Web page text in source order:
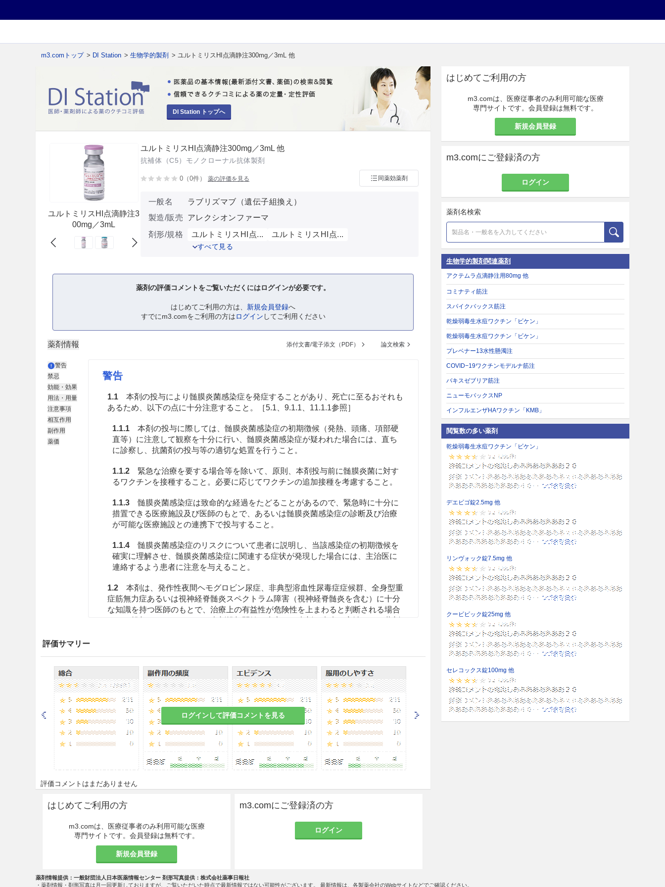
m3.comトップ > DI Station > 生物学的製剤 > ユルトミリスHI点滴静注300mg／3mL 他
DI Station トップへ
ユルトミリスHI点滴静注3
00mg／3mL
ユルトミリスHI点滴静注300mg／3mL 他
抗補体（C5）モノクローナル抗体製剤
0（0件） 薬の評価を見る 同薬効薬剤
一般名
ラブリズマブ（遺伝子組換え）
製造/販売
アレクシオンファーマ
剤形/規格
ユルトミリスHI点... ユルトミリスHI点...
すべて見る
薬剤の評価コメントをご覧いただくにはログインが必要です。
はじめてご利用の方は、 新規会員登録へ
すでにm3.comをご利用の方はログイン してご利用ください
薬剤情報 添付文書/電子添文（PDF） 論文検索
警告
禁忌
効能・効果
用法・用量
注意事項
相互作用
副作用
薬価
警告
1.1本剤の投与により髄膜炎菌感染症を発症することがあり、死亡に至るおそれも
あるため、以下の点に十分注意すること。［5.1、9.1.1、11.1.1参照］
1.1.1本剤の投与に際しては、髄膜炎菌感染症の初期徴候（発熱、頭痛、項部硬
直等）に注意して観察を十分に行い、髄膜炎菌感染症が疑われた場合には、直ち
に診察し、抗菌剤の投与等の適切な処置を行うこと。
1.1.2緊急な治療を要する場合等を除いて、原則、本剤投与前に髄膜炎菌に対す
るワクチンを接種すること。必要に応じてワクチンの追加接種を考慮すること。
1.1.3髄膜炎菌感染症は致命的な経過をたどることがあるので、緊急時に十分に
措置できる医療施設及び医師のもとで、あるいは髄膜炎菌感染症の診断及び治療
が可能な医療施設との連携下で投与すること。
1.1.4髄膜炎菌感染症のリスクについて患者に説明し、当該感染症の初期徴候を
確実に理解させ、髄膜炎菌感染症に関連する症状が発現した場合には、主治医に
連絡するよう患者に注意を与えること。
1.2本剤は、発作性夜間ヘモグロビン尿症、非典型溶血性尿毒症症候群、全身型重
症筋無力症あるいは視神経脊髄炎スペクトラム障害（視神経脊髄炎を含む）に十分
な知識を持つ医師のもとで、治療上の有益性が危険性を上まわると判断される場合
禁忌
2.1髄膜炎菌感染症に罹患している患者［症状を悪化させるおそれがある。］
本剤の成分に対し過敏症の既往歴のある患者
効能・効果
○発作性夜間ヘモグロビン尿症
○非典型溶血性尿毒症症候群
○全身型重症筋無力症（ステロイド剤又はステロイド剤以外の免疫抑制剤が十分に
奏効しない
○視神経脊髄炎スペクトラム障害（視神経脊髄炎を含む）の再発予防
用法・容量
＜発作性夜間ヘモグロビン尿症、全身型重症筋無力症（ステロイド剤又はステロイ
ド剤以外の免疫抑制剤が十分に奏効しない場合に限る）及び視神経脊髄炎スペクト
評価サマリー
ログインして評価コメントを見る
評価コメントはまだありません
はじめてご利用の方
m3.comは、医療従事者のみ利用可能な医療
専門サイトです。会員登録は無料です。
新規会員登録
m3.comにご登録済の方
ログイン
はじめてご利用の方
m3.comは、医療従事者のみ利用可能な医療
専門サイトです。会員登録は無料です。
新規会員登録
m3.comにご登録済の方
ログイン
薬剤名検索
生物学的製剤関連薬剤
アクテムラ点滴静注用80mg 他
コミナティ筋注
スパイクバックス筋注
乾燥弱毒生水痘ワクチン「ビケン」
乾燥弱毒生水痘ワクチン「ビケン」
プレベナー13水性懸濁注
COVID−19ワクチンモデルナ筋注
バキスゼブリア筋注
ニューモバックスNP
インフルエンザHAワクチン「KMB」
閲覧数の多い薬剤
乾燥弱毒生水痘ワクチン「ビケン」
デエビゴ錠2.5mg 他
リンヴォック錠7.5mg 他
クービビック錠25mg 他
セレコックス錠100mg 他
薬剤情報提供：一般財団法人日本医薬情報センター 剤形写真提供：株式会社薬事日報社
・薬剤情報・剤形写真は月一回更新しておりますが、ご覧いただいた時点で最新情報ではない可能性がございます。 最新情報は、各製薬会社のWebサイトなどでご確認ください。